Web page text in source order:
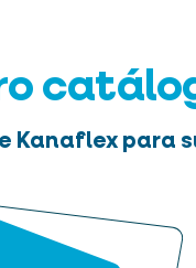
Kanaflex para